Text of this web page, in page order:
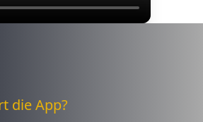
die App?